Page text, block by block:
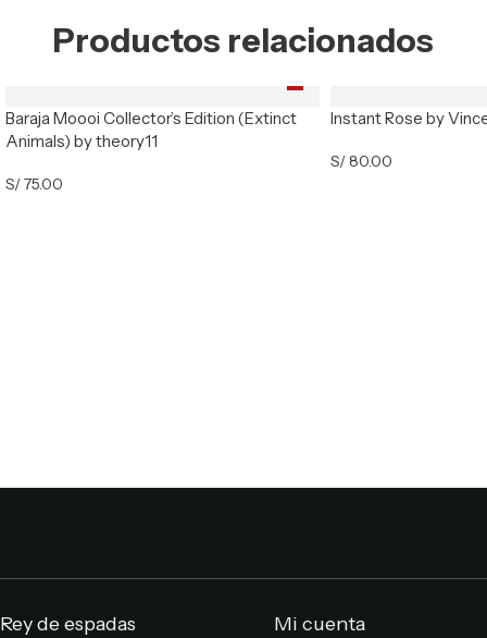
Productos relacionados
Baraja Moooi Collector’s Edition (Extinct
Animals) by theory11
S/75.00
Instant Rose by
S/80.00
Rey de espadas Mi cuenta